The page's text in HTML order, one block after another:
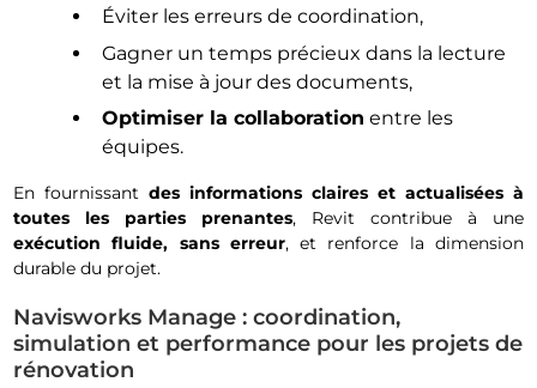
Éviter les erreurs de coordination,
Gagner un temps précieux dans la lecture
et la mise à jour des documents,
Optimiser la collaboration entre les
équipes.
En fournissantdes informations claires et actualisées à
toutes les parties prenantes, Revit contribue à une
exécution fluide, sans erreur, et renforce la dimension
durable du projet.
Navisworks Manage : coordination,
simulation et performance pour les projets de
rénovation